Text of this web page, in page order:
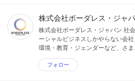
株式会社ボーダレス・ジャ
株式会社ボーダレス・ジャパン 社
ーシャルビジネスしかやらない会
環境・教育・ジェンダーなど、さま
フォロー